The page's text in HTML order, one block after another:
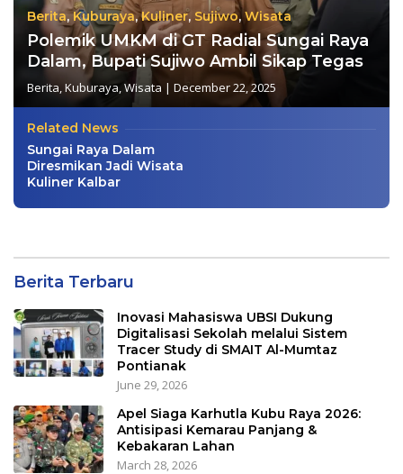
Berita,Kuburaya,Kuliner, Sujiwo, Wisata
Polemik UMKM di GT Radial Sungai Raya
Dalam, Bupati Sujiwo Ambil Sikap Tegas
Berita,Kuburaya,Wisata | December 22, 2025
Related News
Sungai Raya Dalam
Diresmikan Jadi Wisata
Kuliner Kalbar
Berita Terbaru
Inovasi Mahasiswa UBSI Dukung
Digitalisasi Sekolah melalui Sistem
Tracer Study di SMAIT Al-Mumtaz
Pontianak
June 29, 2026
Apel Siaga Karhutla Kubu Raya 2026:
Antisipasi Kemarau Panjang &
Kebakaran Lahan
March 28, 2026